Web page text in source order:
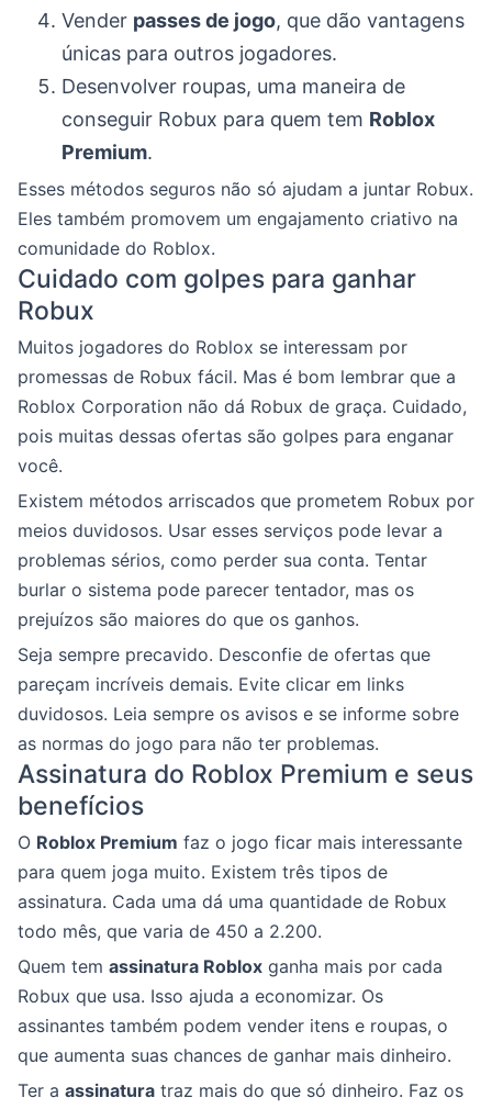
Vender passes de jogo, que dão vantagens
únicas para outros jogadores.
Desenvolver roupas, uma maneira de
conseguir Robux para quem tem Roblox
Premium.
Esses métodos seguros não só ajudam a juntar Robux.
Eles também promovem um engajamento criativo na
comunidade do Roblox.
Cuidado com golpes para ganhar
Robux
Muitos jogadores do Roblox se interessam por
promessas de Robux fácil. Mas é bom lembrar que a
Roblox Corporation não dá Robux de graça. Cuidado,
pois muitas dessas ofertas são golpes para enganar
você.
Existem métodos arriscados que prometem Robux por
meios duvidosos. Usar esses serviços pode levar a
problemas sérios, como perder sua conta. Tentar
burlar o sistema pode parecer tentador, mas os
prejuízos são maiores do que os ganhos.
Seja sempre precavido. Desconfie de ofertas que
pareçam incríveis demais. Evite clicar em links
duvidosos. Leia sempre os avisos e se informe sobre
as normas do jogo para não ter problemas.
Assinatura do Roblox Premium e seus
benefícios
O Roblox Premium faz o jogo ficar mais interessante
para quem joga muito. Existem três tipos de
assinatura. Cada uma dá uma quantidade de Robux
todo mês, que varia de 450 a 2.200.
Quem tem assinatura Roblox ganha mais por cada
Robux que usa. Isso ajuda a economizar. Os
assinantes também podem vender itens e roupas, o
que aumenta suas chances de ganhar mais dinheiro.
Ter a assinatura traz mais do que só dinheiro. Faz os